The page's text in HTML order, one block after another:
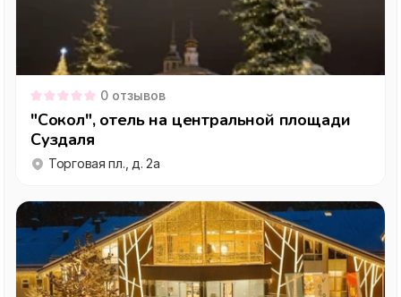
0 отзывов
"Сокол", отель на центральной площади
Суздаля
Торговая пл., д. 2а